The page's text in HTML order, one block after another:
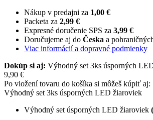
Nákup v predajni za 1,00 €
Packeta za 2,99 €
Expresné doručenie SPS za 3,99 €
Doručujeme aj do Česka a
Viac informácií a dopravné podmienky
Dokúp si aj: Výhodný set 3ks úsporných
9,90 €
Po vložení tovaru do košíka si môžeš kúpiť aj:
Výhodný set 3ks úsporných LED žiaroviek
Výhodný set úsporných LED žiaroviek